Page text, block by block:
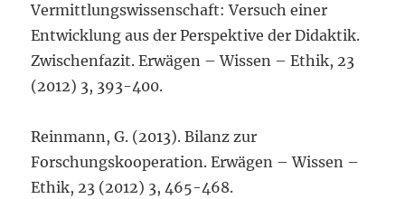
Vermittlungswissenschaft: Versuch einer
Entwicklung aus der Perspektive der Didaktik.
Zwischenfazit. Erwägen – Wissen – Ethik, 23
(2012) 3, 393-400.
Reinmann, G. (2013). Bilanz zur
Forschungskooperation. Erwägen – Wissen –
Ethik, 23 (2012) 3, 465-468.